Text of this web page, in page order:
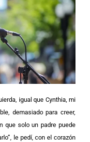
igual que Cynthia, mi
demasiado para creer,
que solo un padre puede
le pedí, con el corazón